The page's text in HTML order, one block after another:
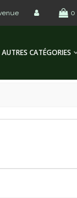
0
AUTRES CATÉGORIES